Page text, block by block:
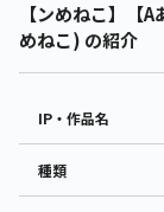
【ンめねこ】【
めねこ) の紹介
IP・作品名
種類